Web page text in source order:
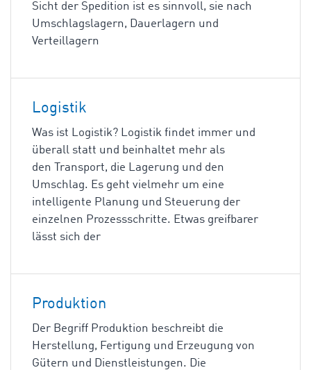
Sicht der Spedition ist es sinnvoll, sie nach
Umschlagslagern, Dauerlagern und
Verteillagern
Logistik
Was ist Logistik? Logistik findet immer und
überall statt und beinhaltet mehr als
den Transport, die Lagerung und den
Umschlag. Es geht vielmehr um eine
intelligente Planung und Steuerung der
einzelnen Prozessschritte. Etwas greifbarer
lässt sich der
Produktion
Der Begriff Produktion beschreibt die
Herstellung, Fertigung und Erzeugung von
Gütern und Dienstleistungen. Die